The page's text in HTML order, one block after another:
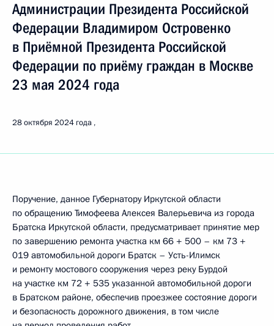
Администрации Президента Российской
Федерации Владимиром Островенко
в Приёмной Президента Российской
Федерации по приёму граждан в Москве
23 мая 2024 года
28 октября 2024 года
Поручение, данное Губернатору Иркутской области
по обращению Тимофеева Алексея Валерьевича из города
Братска Иркутской области, предусматривает принятие мер
по завершению ремонта участка км 66 + 500 – км 73 +
019 автомобильной дороги Братск – Усть-Илимск
и ремонту мостового сооружения через реку Бурдой
на участке км 72 + 535 указанной автомобильной дороги
в Братском районе, обеспечив проезжее состояние дороги
и безопасность дорожного движения, в том числе